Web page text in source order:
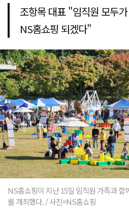
조항목 대표 "임직원 모두
NS홈쇼핑 되겠다"
NS홈쇼핑이 지난 15일 임직원 가족과
를 개최했다. / 사진=NS홈쇼핑